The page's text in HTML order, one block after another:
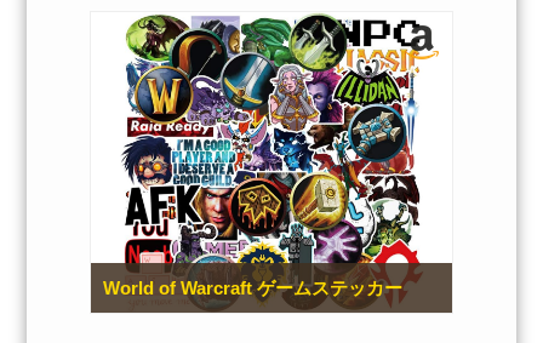
World of Warcraft ゲームステッカー